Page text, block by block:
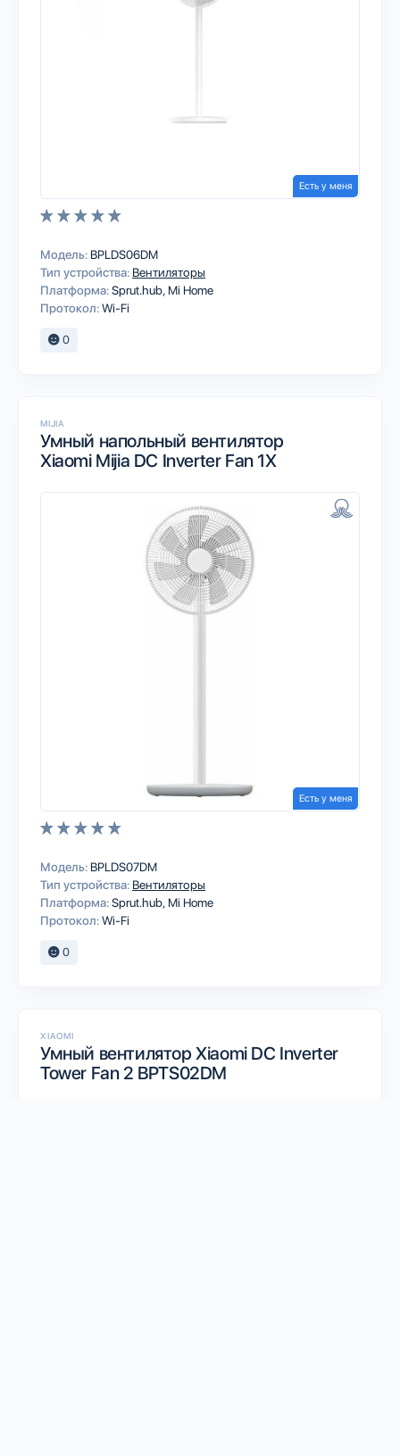
Есть у меня
Модель: BPLDS06DM
Тип устройства: Вентиляторы
Платформа:Sprut.hub Mi Home
Протокол:Wi-Fi
0
MIJIA
Умный напольный вентилятор
Xiaomi Mijia DC Inverter Fan 1X
Есть у меня
Модель: BPLDS07DM
Тип устройства: Вентиляторы
Платформа:Sprut.hub Mi Home
Протокол:Wi-Fi
0
XIAOMI
Умный вентилятор Xiaomi DC Inverter
Tower Fan 2 BPTS02DM